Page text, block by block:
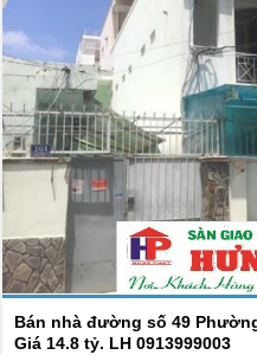
Bán nhà đường số 49
Giá 14.8 tỷ. LH 0913999003